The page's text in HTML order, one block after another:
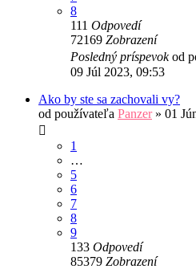
8
111 Odpovedí
72169 Zobrazení
Posledný príspevokod
09 Júl 2023, 09:53
Ako by ste sa zachovali vy?
od používateľa Panzer» 01
1
…
5
6
7
8
9
133 Odpovedí
85379 Zobrazení